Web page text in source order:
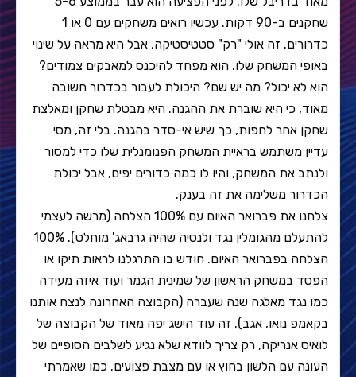
שחקנים ב-90 דקות. עכשיו רואים משחקים עם 0 או 1
כדרורים. זה אולי "רק" סטטיסטיקה, אבל היא מראה על שינוי
באופי המשחק שלו. הוא מפחד להיכנס למאבקים צמודים?
הוא לא יכול? מה יש שם? היכולת לעבור בכדרור חשובה
מאוד, כי היא שוברת את ההגנה. היא מבטלת שחקן ומאלצת
שחקן אחר לחפות, כך שיש אי-סדר בהגנה. בלי זה, מסי
עדיין משתמש בראיית המשחק הפנומנלית שלו כדי למסור
ולנתב את המשחק, והיו לו כמה כדורים יפים, אבל יכולת
הכדרור משלימה את זה בענק.
צלחנו את פברואר האיום עם 100% הצלחה (מרשה לעצמי
להתעלם מהגומלין נגד ולנסיה שהיה גרבאג' מוחלט). 100%
הצלחה בפברואר האיום. חודש בו התרגלנו לראות תיקו או
הפסד במשחק הראשון של שמינית הגמר ועוד איזה מעידה
כמו נגד מאלגה שנה שעברה (הקבוצה האחרונה לנצח אותנו
בקאמפ נואו, אגב). זה עוד הישג יפה מאוד של הקבוצה של
לואיס אנריקה, רק צריך לוודא שלא נגיע לשלבים הסופיים של
העונה עם הלשון בחוץ או עם מצבת פצועים. כמו שאמרתי